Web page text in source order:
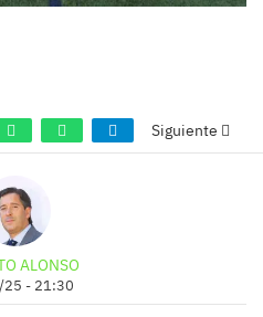
Siguiente
ALONSO
- 21:30